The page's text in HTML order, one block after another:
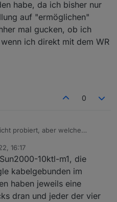
habe, da ich bisher nur
auf "ermöglichen"
mal gucken, ob ich
ich direkt mit dem WR
0
probiert, aber welche
hinbekomme.
an 40,5kwp mit dem Dongle,
Adapter noch
sicher, ob ich alle
habe, da ich bisher nur
auf "ermöglichen" gestellt
gucken, ob ich noch mehr
16:17
10ktl-m1, die
kabelgebunden im
haben jeweils eine
dran und jeder der vier